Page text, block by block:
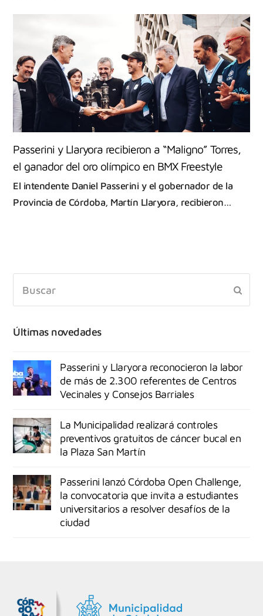
Passerini y Llaryora recibieron a “Maligno” Torres,
el ganador del oro olímpico en BMX Freestyle
El intendente Daniel Passerini y el gobernador de la
Provincia de Córdoba, Martín Llaryora, recibieron…
Últimas novedades
Passerini y Llaryora reconocieron la labor
de más de 2.300 referentes de Centros
Vecinales y Consejos Barriales
La Municipalidad realizará controles
preventivos gratuitos de cáncer bucal en
la Plaza San Martín
Passerini lanzó Córdoba Open Challenge,
la convocatoria que invita a estudiantes
universitarios a resolver desafíos de la
ciudad